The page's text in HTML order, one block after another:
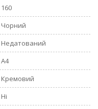
160
Чорний
Недатований
А4
Кремовий
Ні